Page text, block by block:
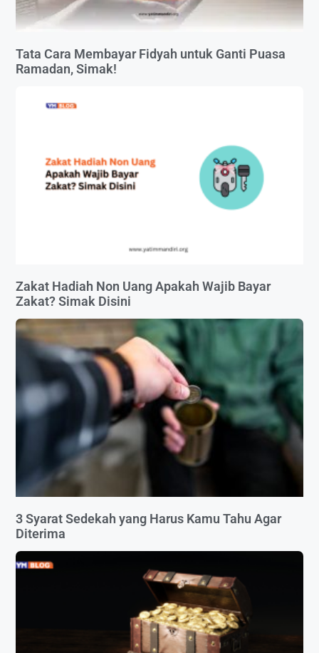
Tata Cara Membayar Fidyah untuk Ganti Puasa
Ramadan, Simak!
Zakat Hadiah Non Uang Apakah Wajib Bayar
Zakat? Simak Disini
3 Syarat Sedekah yang Harus Kamu Tahu Agar
Diterima